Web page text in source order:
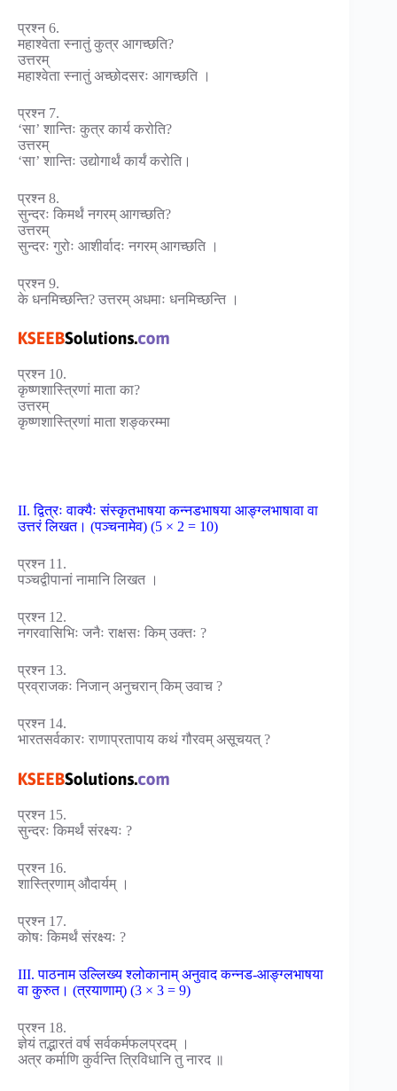
प्रश्न 6.
महाश्वेता स्नातुं कुत्र आगच्छति?
उत्तरम्
महाश्वेता स्नातुं अच्छोदसरः आगच्छति ।
प्रश्न 7.
‘सा’ शान्तिः कुत्र कार्य करोति?
उत्तरम्
‘सा’ शान्तिः उद्योगार्थं कार्यं करोति।
प्रश्न 8.
सुन्दरः किमर्थं नगरम् आगच्छति?
उत्तरम्
सुन्दरः गुरोः आशीर्वादः नगरम् आगच्छति ।
प्रश्न 9.
के धनमिच्छन्ति? उत्तरम् अधमाः धनमिच्छन्ति ।
प्रश्न 10.
कृष्णशास्त्रिणां माता का?
उत्तरम्
कृष्णशास्त्रिणां माता शङ्करम्मा
II. द्वित्रः वाक्यैः संस्कृतभाषया कन्नडभाषया आङ्ग्लभाषावा वा
उत्तरं लिखत। (पञ्चनामेव) (5 × 2 = 10)
प्रश्न 11.
पञ्चद्वीपानां नामानि लिखत ।
प्रश्न 12.
नगरवासिभिः जनैः राक्षसः किम् उक्तः ?
प्रश्न 13.
प्रव्राजकः निजान् अनुचरान् किम् उवाच ?
प्रश्न 14.
भारतसर्वकारः राणाप्रतापाय कथं गौरवम् असूचयत् ?
प्रश्न 15.
सुन्दरः किमर्थं संरक्ष्यः ?
प्रश्न 16.
शास्त्रिणाम् औदार्यम् ।
प्रश्न 17.
कोषः किमर्थं संरक्ष्यः ?
III. पाठनाम उल्लिख्य श्लोकानाम् अनुवाद कन्नड-आङ्ग्लभाषया
वा कुरुत। (त्रयाणाम्) (3 × 3 = 9)
प्रश्न 18.
ज्ञेयं तद्भारतं वर्ष सर्वकर्मफलप्रदम् ।
अत्र कर्माणि कुर्वन्ति त्रिविधानि तु नारद ॥